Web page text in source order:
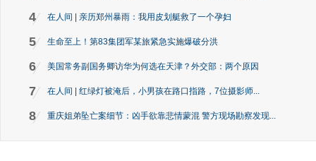
4 在人间 | 亲历郑州暴雨：我用皮划艇救了一个孕妇
5 生命至上！第83集团军某旅紧急实施爆破分洪
6 美国常务副国务卿访华为何选在天津？外交部：两个原因
7 在人间 | 红绿灯被淹后，小男孩在路口指路，7位摄影师...
8 重庆姐弟坠亡案细节：凶手欲靠悲情蒙混 警方现场勘察发现...